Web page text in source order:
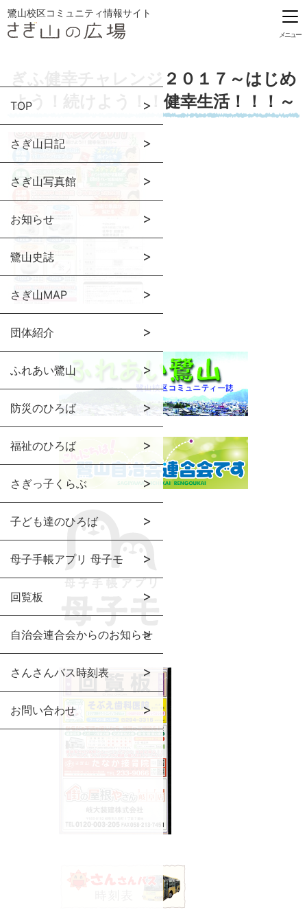
鷺山校区コミュニティ情報サイト
メニュー
TOP
さぎ山日記
さぎ山写真館
お知らせ
鷺山史誌
さぎ山MAP
団体紹介
ふれあい鷺山
防災のひろば
福祉のひろば
さぎっ子くらぶ
子ども達のひろば
母子手帳アプリ 母子モ
回覧板
自治会連合会からのお知らせ
さんさんバス時刻表
お問い合わせ
ぎふ健幸チャレンジ２０１７～はじめ
よう！続けよう！！健幸生活！！！～